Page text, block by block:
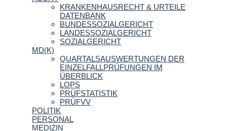
KRANKENHAUSRECHT & URTEILE
DATENBANK
BUNDESSOZIALGERICHT
LANDESSOZIALGERICHT
SOZIALGERICHT
MD(K)
QUARTALSAUSWERTUNGEN DER
EINZELFALLPRÜFUNGEN IM
ÜBERBLICK
LOPS
PRÜFSTATISTIK
PRÜFVV
POLITIK
PERSONAL
MEDIZIN